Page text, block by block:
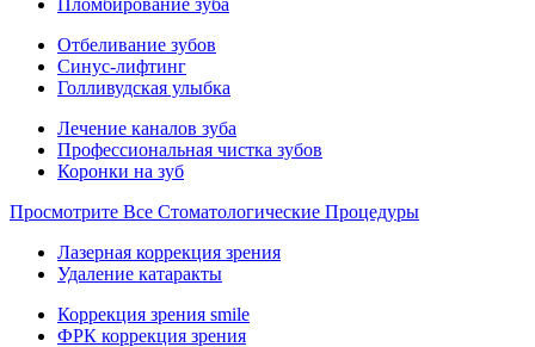
Пломбирование зуба
Отбеливание зубов
Синус-лифтинг
Голливудская улыбка
Лечение каналов зуба
Профессиональная чистка зубов
Коронки на зуб
Просмотрите Все Стоматологические Процедуры
Лазерная коррекция зрения
Удаление катаракты
Коррекция зрения smile
ФРК коррекция зрения